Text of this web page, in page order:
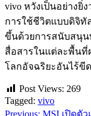
vivo หวังเป็นอย่างยิ่
การใช้ชีวิตแบบดิจิทั
ขึ้นด้วยการสนับสนุน
สื่อสารในแต่ละพื้นที่
โลกอัจฉริยะอันไร้ขี
Post Views: 269
Tagged: vivo